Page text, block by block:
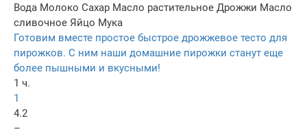
Вода Молоко Сахар Масло растительное Дрожжи Масло
сливочное Яйцо Мука
Готовим вместе простое быстрое дрожжевое тесто для
пирожков. С ним наши домашние пирожки станут еще
более пышными и вкусными!
1 ч.
1
4.2
–